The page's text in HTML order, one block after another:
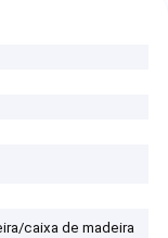
caixa de madeira